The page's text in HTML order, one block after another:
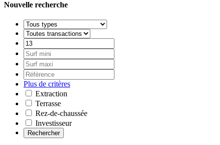
Nouvelle recherche
Plus de critères
Extraction
Terrasse
Rez-de-chaussée
Investisseur
Rechercher